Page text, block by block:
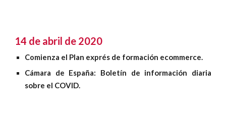
14 de abril de 2020
Comienza el Plan exprés de formación ecommerce.
Cámara de España: Boletín de información diaria
sobre el COVID.